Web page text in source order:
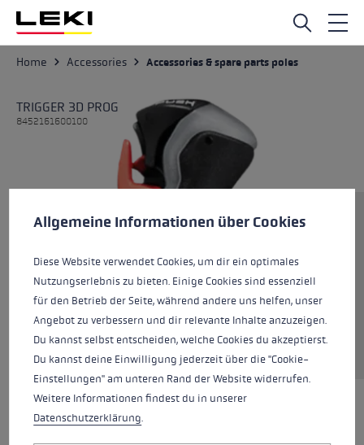
Skip to main content
Home Accessories Accessories & spare parts poles
TRIGGER 3D PROG
8452161600100
Size
Colours uyuni salt-black
ALL FEATURES
Cookie preferences
This website uses cookies to give you the best possible experience.
Allgemeine Informationen über Cookies
Diese Website verwendet Cookies, um dir ein optimales
Nutzungserlebnis zu bieten. Einige Cookies sind essenziell
für den Betrieb der Seite, während andere uns helfen, unser
Angebot zu verbessern und dir relevante Inhalte anzuzeigen.
Du kannst selbst entscheiden, welche Cookies du akzeptierst.
Du kannst deine Einwilligung jederzeit über die "Cookie-
Einstellungen" am unteren Rand der Website widerrufen.
Weitere Informationen findest du in unserer
Datenschutzerklärung.